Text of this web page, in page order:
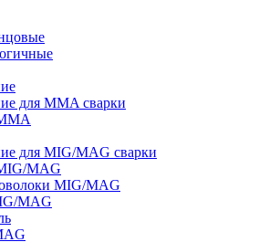
для MMA сварки
для MIG/MAG сварки
MAG
MIG/MAG
MAG